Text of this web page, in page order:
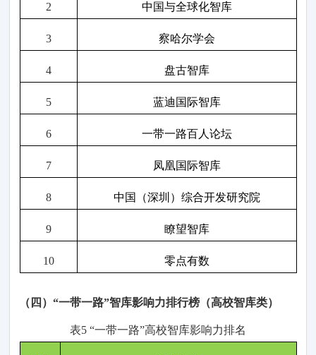
2 中国与全球化智库
3 察哈尔学会
4 盘古智库
5 蓝迪国际智库
6 一带一路百人论坛
7 凤凰国际智库
8 中国（深圳）综合开发研究院
9 瞭望智库
10 零点有数
（四 ）“一带一路”智库影响力排行榜（高校智库类）
表5 “一带一路”高校智库影响力排名